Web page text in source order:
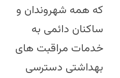
که همه شهروندان و
ساکنان دائمی به
خدمات مراقبت های
بهداشتی دسترسی